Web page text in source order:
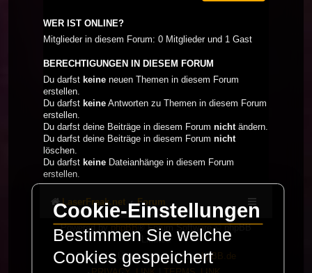
WER IST ONLINE?
Mitglieder in diesem Forum: 0 Mitglieder und 1 Gast
BERECHTIGUNGEN IN DIESEM FORUM
Du darfst keine neuen Themen in diesem Forum
erstellen.
Du darfst keine Antworten zu Themen in diesem Forum
erstellen.
Du darfst deine Beiträge in diesem Forum nichtändern.
Du darfst deine Beiträge in diesem Forum nicht
löschen.
Du darfst keine Dateianhänge in diesem Forum
erstellen.
LaserFreak.net Forum
Powered byphpBB® Forum Software © phpBB
Limited
Deutsche Übersetzung durchphpBB.de
Cookie-Einstellungen
Bestimmen Sie welche
Cookies gespeichert